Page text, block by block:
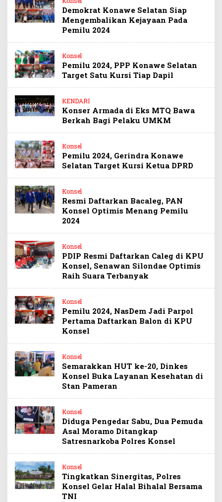
Demokrat Konawe Selatan Siap
Mengembalikan Kejayaan Pada
Pemilu 2024
Konsel
Pemilu 2024, PPP Konawe Selatan
Target Satu Kursi Tiap Dapil
KENDARI
Konser Armada di Eks MTQ Bawa
Berkah Bagi Pelaku UMKM
Konsel
Pemilu 2024, Gerindra Konawe
Selatan Target Kursi Ketua DPRD
Konsel
Resmi Daftarkan Bacaleg, PAN
Konsel Optimis Menang Pemilu
2024
Konsel
PDIP Resmi Daftarkan Caleg di KPU
Konsel, Senawan Silondae Optimis
Raih Suara Terbanyak
Konsel
Pemilu 2024, NasDem Jadi Parpol
Pertama Daftarkan Balon di KPU
Konsel
Konsel
Semarakkan HUT ke-20, Dinkes
Konsel Buka Layanan Kesehatan di
Stan Pameran
Konsel
Diduga Pengedar Sabu, Dua Pemuda
Asal Moramo Ditangkap
Satresnarkoba Polres Konsel
Konsel
Tingkatkan Sinergitas, Polres
Konsel Gelar Halal Bihalal Bersama
TNI